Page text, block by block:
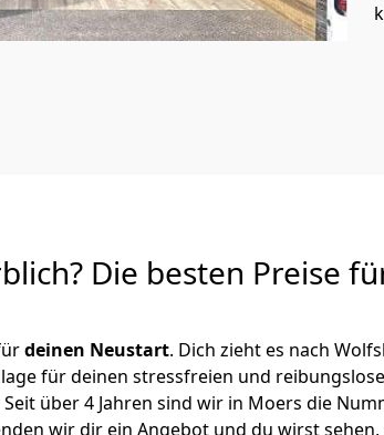
Die besten Preise
deinen Neustart. Dich zieht es nach
für deinen stressfreien und
Seit über 4 Jahren sind wir in Moers die
wir dir ein Angebot und du wirst